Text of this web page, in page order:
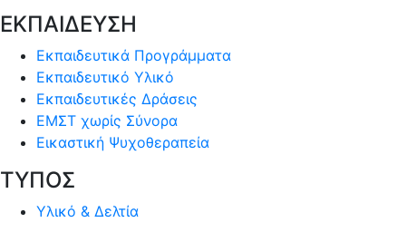
ΕΚΠΑΙΔΕΥΣΗ
Εκπαιδευτικά Προγράμματα
Εκπαιδευτικό Υλικό
Εκπαιδευτικές Δράσεις
ΕΜΣΤ χωρίς Σύνορα
Εικαστική Ψυχοθεραπεία
ΤΥΠΟΣ
Υλικό & Δελτία